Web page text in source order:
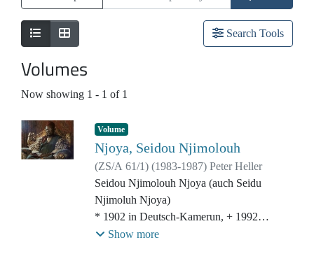
Search Tools
Volumes
Now showing 1 - 1 of 1
Volume
Njoya, Seidou Njimolouh
(ZS/A 61/1) (1983-1987) Peter Heller
Seidou Njimolouh Njoya (auch Seidu
Njimoluh Njoya)
* 1902 in Deutsch-Kamerun, + 1992
Regierte von 1933 bis 1992 das Volk der
Show more